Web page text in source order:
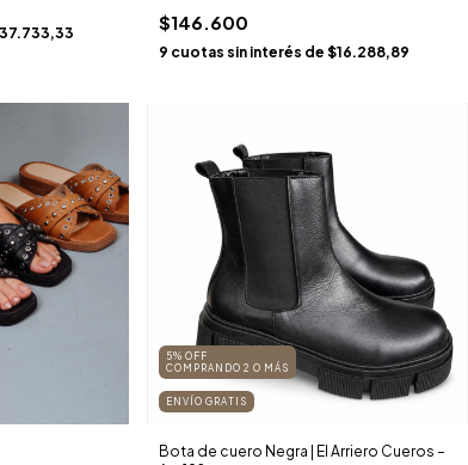
$146.600
9 cuotas sin interés de$16.288,89
5% OFF
COMPRANDO 2 O MÁS
ENVÍO GRATIS
Bota de cuero Negra | El Arriero Cueros –